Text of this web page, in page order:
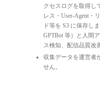
クセスログを取得し
レス・User-Agent・
ド等を S3 に保存し
GPTBot 等）と人間
ス検知、配信品質改
収集データを運営者
せん。